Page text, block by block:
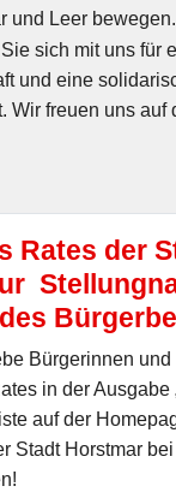
und Leer bewegen.
sich mit uns für
und eine
Wir freuen uns auf
Rates der
Bürgerinnen und
in der Ausgabe
auf der
Stadt Horstmar